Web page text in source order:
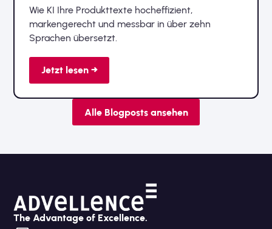
Wie KI Ihre Produkttexte hocheffizient,
markengerecht und messbar in über zehn
Sprachen übersetzt.
Jetzt lesen →
Alle Blogposts ansehen
The Advantage of Excellence.